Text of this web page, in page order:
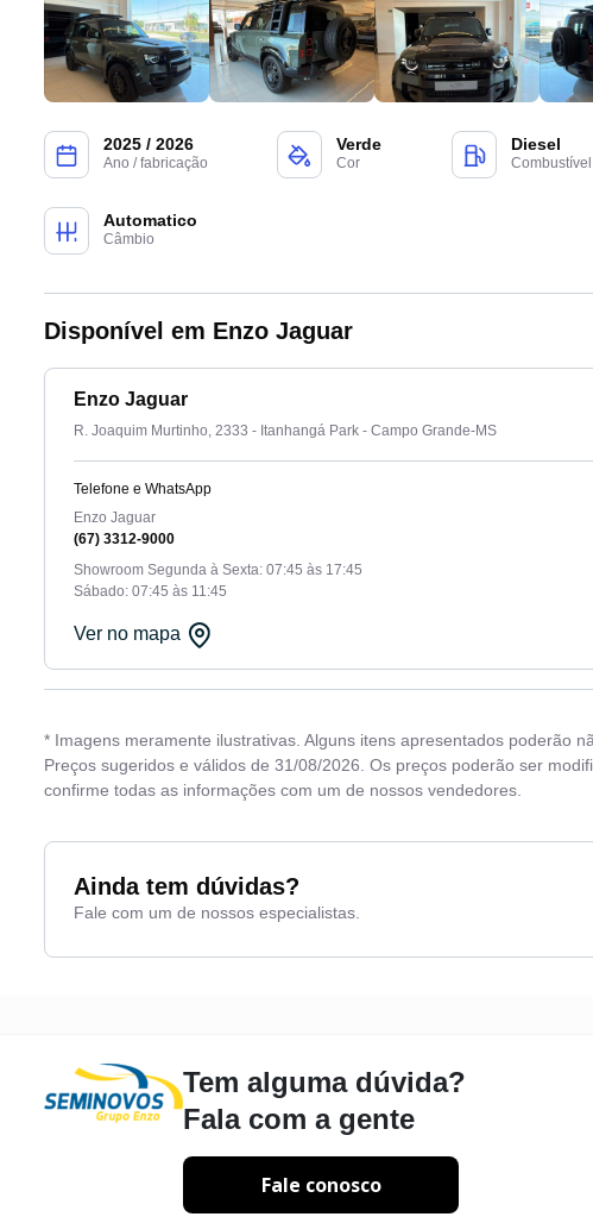
2025 / 2026
Ano / fabricação
Verde
Cor
Diesel
Combustível
Automatico
Câmbio
Disponível em Enzo Jaguar
Enzo Jaguar
R. Joaquim Murtinho, 2333 - Itanhangá Park - Campo Grande-MS
Telefone e WhatsApp
Enzo Jaguar
(67) 3312-9000
Showroom Segunda à Sexta: 07:45 às 17:45
Sábado: 07:45 às 11:45
Ver no mapa
* Imagens meramente ilustrativas. Alguns itens apresentados poderão
Preços sugeridos e válidos de 31/08/2026. Os preços poderão ser
confirme todas as informações com um de nossos vendedores.
Ainda tem dúvidas?
Fale com um de nossos especialistas.
Tem alguma dúvida?
Fala com a gente
Fale conosco